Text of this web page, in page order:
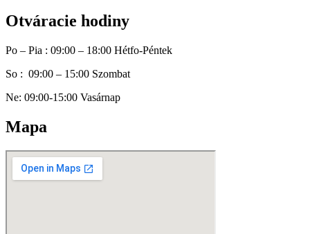
Otváracie hodiny
Po – Pia : 09:00 – 18:00 Hétfo-Péntek
So : 09:00 – 15:00 Szombat
Ne: 09:00-15:00 Vasárnap
Mapa